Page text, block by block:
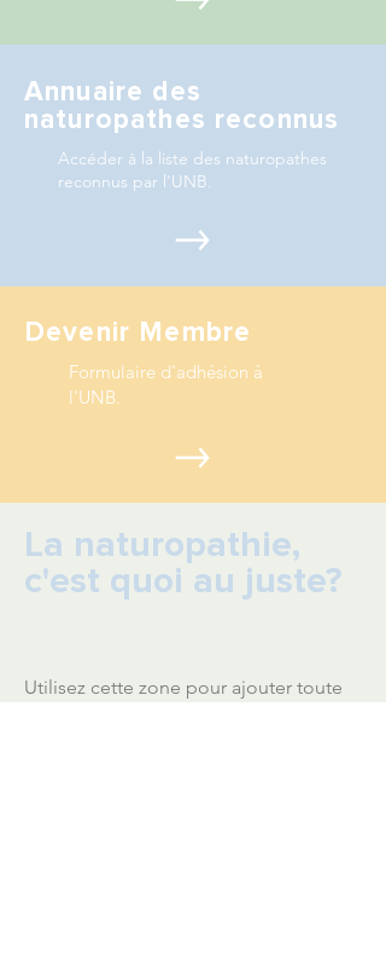
Annuaire des
naturopathes reconnus
Accéder à la liste des naturopathes
reconnus par l'UNB.
Devenir Membre
Formulaire d'adhésion à
l'UNB.
La naturopathie,
c'est quoi au juste?
Utilisez cette zone pour ajouter toute